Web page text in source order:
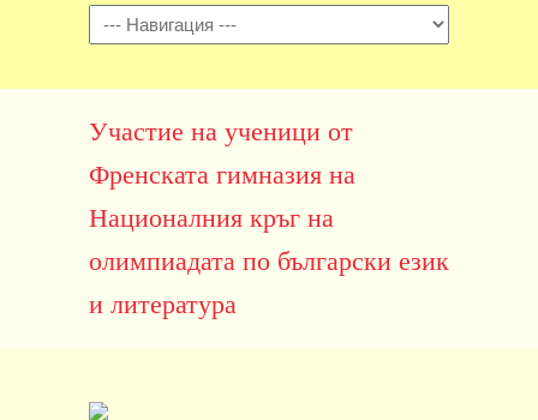
Навигация
Участие на ученици от
Френската гимназия на
Националния кръг на
олимпиадата по български език
и литература